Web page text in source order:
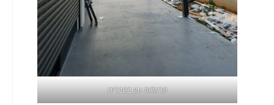
פרגולות עץ בטבריה